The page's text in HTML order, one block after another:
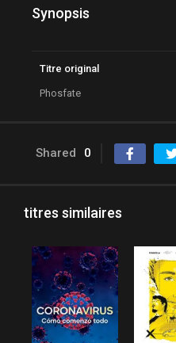
Synopsis
Titre original
Phosfate
Shared 0
titres similaires